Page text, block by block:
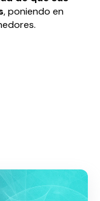
, poniendo en